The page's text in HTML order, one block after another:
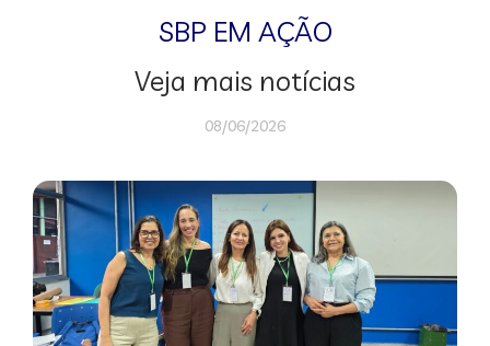
SBP EM AÇÃO
Veja mais notícias
08/06/2026